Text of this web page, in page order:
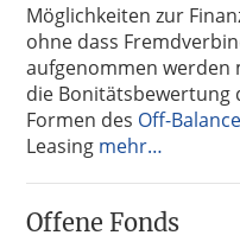
Möglichkeiten zur
ohne dass
aufgenommen werden
die Bonitätsbewertung
Formen des Off-
Leasing mehr…
Offene Fonds